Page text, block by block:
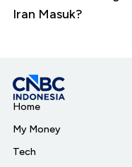
Iran Masuk?
Home
My Money
Tech